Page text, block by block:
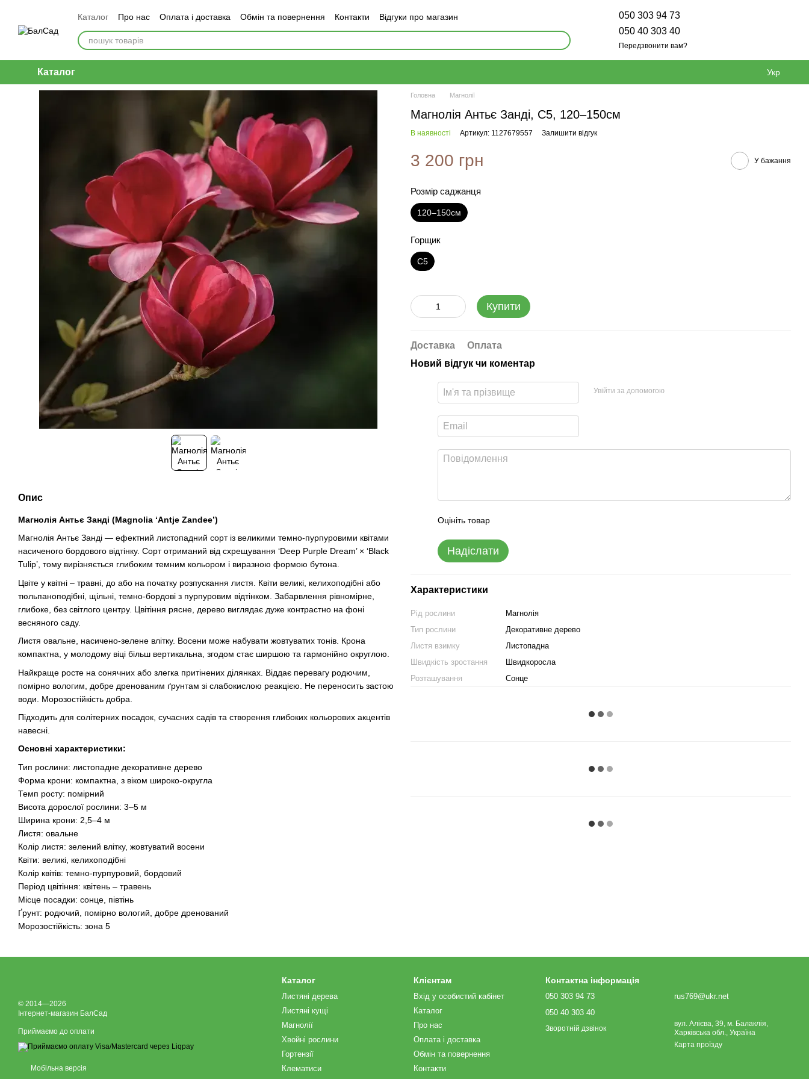
Каталог Про нас Оплата і доставка Обмін та повернення Контакти Відгуки про магазин
050 303 94 73
050 40 303 40
Передзвонити вам?
Каталог Укр
Опис
Магнолія Антьє Занді (Magnolia ‘Antje Zandee’)
Магнолія Антьє Занді — ефектний листопадний сорт із великими темно-пурпуровими квітами
насиченого бордового відтінку. Сорт отриманий від схрещування ‘Deep Purple Dream’ × ‘Black
Tulip’, тому вирізняється глибоким темним кольором і виразною формою бутона.
Цвіте у квітні – травні, до або на початку розпускання листя. Квіти великі, келихоподібні або
тюльпаноподібні, щільні, темно-бордові з пурпуровим відтінком. Забарвлення рівномірне,
глибоке, без світлого центру. Цвітіння рясне, дерево виглядає дуже контрастно на фоні
весняного саду.
Листя овальне, насичено-зелене влітку. Восени може набувати жовтуватих тонів. Крона
компактна, у молодому віці більш вертикальна, згодом стає ширшою та гармонійно округлою.
Найкраще росте на сонячних або злегка притінених ділянках. Віддає перевагу родючим,
помірно вологим, добре дренованим ґрунтам зі слабокислою реакцією. Не переносить застою
води. Морозостійкість добра.
Підходить для солітерних посадок, сучасних садів та створення глибоких кольорових акцентів
навесні.
Основні характеристики:
Тип рослини: листопадне декоративне дерево
Форма крони: компактна, з віком широко-округла
Темп росту: помірний
Висота дорослої рослини: 3–5 м
Ширина крони: 2,5–4 м
Листя: овальне
Колір листя: зелений влітку, жовтуватий восени
Квіти: великі, келихоподібні
Колір квітів: темно-пурпуровий, бордовий
Період цвітіння: квітень – травень
Місце посадки: сонце, півтінь
Ґрунт: родючий, помірно вологий, добре дренований
Морозостійкість: зона 5
Головна Магнолії
Магнолія Антьє Занді, С5, 120–150см
В наявності Артикул: 1127679557 Залишити відгук
3 200 грн У бажання
Розмір саджанця
120–150см
Горщик
С5
Купити
Доставка
Оплата
Новий відгук чи коментар
Увійти за допомогою
Оцініть товар
Надіслати
Характеристики
Рід рослини
Магнолія
Тип рослини
Декоративне дерево
Листя взимку
Листопадна
Швидкість зростання
Швидкоросла
Розташування
Сонце
© 2014—2026
Інтернет-магазин БалСад
Приймаємо до оплати
Мобільна версія
Каталог
Листяні дерева
Листяні кущі
Магнолії
Хвойні рослини
Гортензії
Клематиси
Клієнтам
Вхід у особистий кабінет
Каталог
Про нас
Оплата і доставка
Обмін та повернення
Контакти
Контактна інформація
050 303 94 73
050 40 303 40
Зворотній дзвінок
rus769@ukr.net
вул. Алієва, 39, м. Балаклія,
Харківська обл., Україна
Карта проїзду